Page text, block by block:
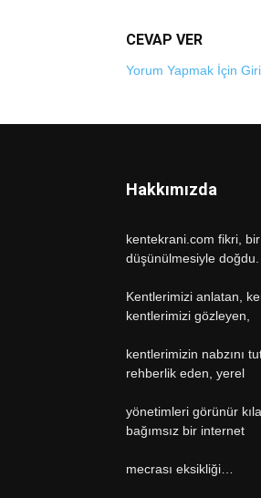
CEVAP VER
Yorum Yapmak İçin
Hakkımızda
kentekrani.com fikri,
düşünülmesiyle doğdu.
Kentlerimizi anlatan,
kentlerimizi gözleyen,
kentlerimizin nabzını
rehberlik eden, yerel
yönetimleri görünür
bağımsız bir internet
mecrası eksikliği…